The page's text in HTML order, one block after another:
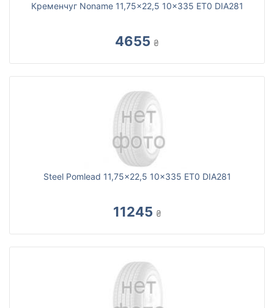
Кременчуг Noname 11,75x22,5 10x335 ET0 DIA281
4655 ₴
Steel Pomlead 11,75x22,5 10x335 ET0 DIA281
11245 ₴